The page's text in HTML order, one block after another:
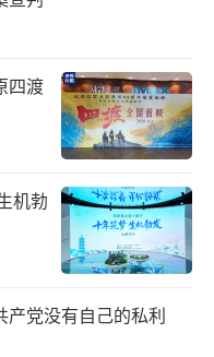
四渡
机勃
党没有自己的私利